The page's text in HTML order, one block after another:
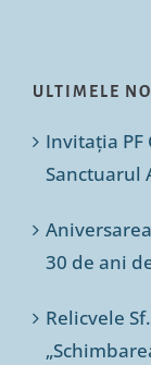
ULTIMELE
Invitația
Sanctuarul
30 de ani
Relicvele